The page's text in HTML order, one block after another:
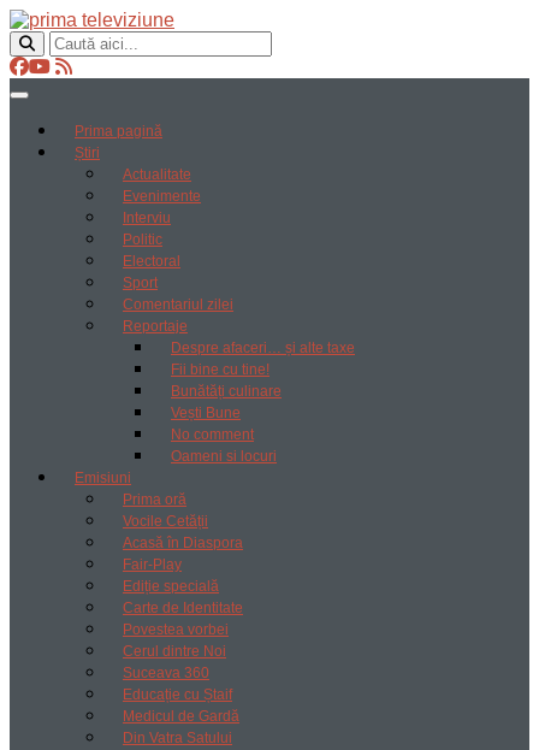
Prima pagină
Știri
Actualitate
Evenimente
Interviu
Politic
Electoral
Sport
Comentariul zilei
Reportaje
Despre afaceri… și alte taxe
Fii bine cu tine!
Bunătăți culinare
Vești Bune
No comment
Oameni si locuri
Emisiuni
Prima oră
Vocile Cetății
Acasă în Diaspora
Fair-Play
Ediție specială
Carte de Identitate
Povestea vorbei
Cerul dintre Noi
Suceava 360
Educație cu Ștaif
Medicul de Gardă
Din Vatra Satului